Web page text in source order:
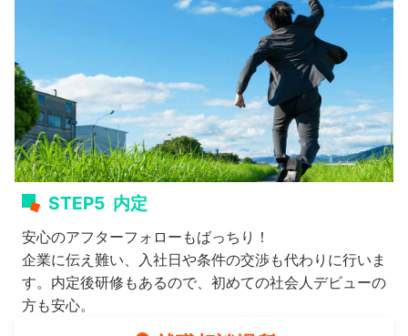
STEP5 内定
安心のアフターフォローもばっちり！
企業に伝え難い、入社日や条件の交渉も代わりに行いま
す。内定後研修もあるので、初めての社会人デビューの
方も安心。